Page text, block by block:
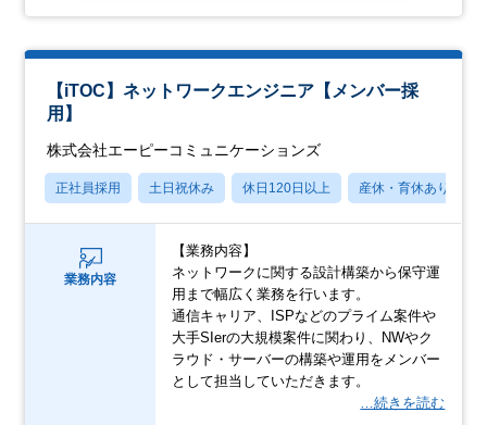
【iTOC】ネットワークエンジニア【メンバー採
用】
株式会社エーピーコミュニケーションズ
正社員採用 土日祝休み 休日120日以上 産休・育休あり
業務内容
【業務内容】
ネットワークに関する設計構築から保守運
用まで幅広く業務を行います。
通信キャリア、ISPなどのプライム案件や
大手SIerの大規模案件に関わり、NWやク
ラウド・サーバーの構築や運用をメンバー
として担当していただきます。
…続きを読む